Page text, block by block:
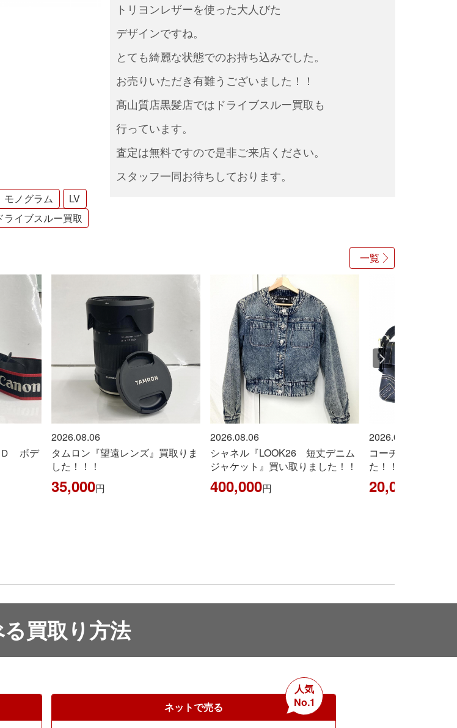
トリヨンレザーを使った大人びた
デザインですね。
とても綺麗な状態でのお持ち込みでした。
お売りいただき有難うございました！！
髙山質店黒髪店ではドライブスルー買取も
行っています。
査定は無料ですので是非ご来店ください。
スタッフ一同お待ちしております。
モノグラム
LV
ライブスルー買取
一覧
ボデ
2026.08.06
タムロン『望遠レンズ』買取りま
した！！！
35,000円
2026.08.06
シャネル『LOOK26 短丈デニム
ジャケット』買い取りました！！
400,000円
2026.08.06
コーチ『バッグ』
た！！
20,000
買取り方法
ネットで売る
人気
No.1